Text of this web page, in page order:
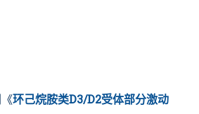
环己烷胺类D3/D2受体部分激动